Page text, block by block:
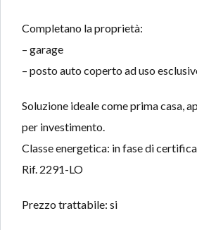
Completano la proprietà:
– garage
– posto auto coperto ad uso
Soluzione ideale come prima casa,
per investimento.
Classe energetica: in fase di
Rif. 2291-LO
Prezzo trattabile: si